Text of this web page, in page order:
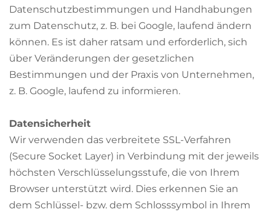
Datenschutzbestimmungen und Handhabungen
zum Datenschutz, z. B. bei Google, laufend ändern
können. Es ist daher ratsam und erforderlich, sich
über Veränderungen der gesetzlichen
Bestimmungen und der Praxis von Unternehmen,
z. B. Google, laufend zu informieren.
Datensicherheit
Wir verwenden das verbreitete SSL-Verfahren
(Secure Socket Layer) in Verbindung mit der jeweils
höchsten Verschlüsselungsstufe, die von Ihrem
Browser unterstützt wird. Dies erkennen Sie an
dem Schlüssel- bzw. dem Schlosssymbol in Ihrem